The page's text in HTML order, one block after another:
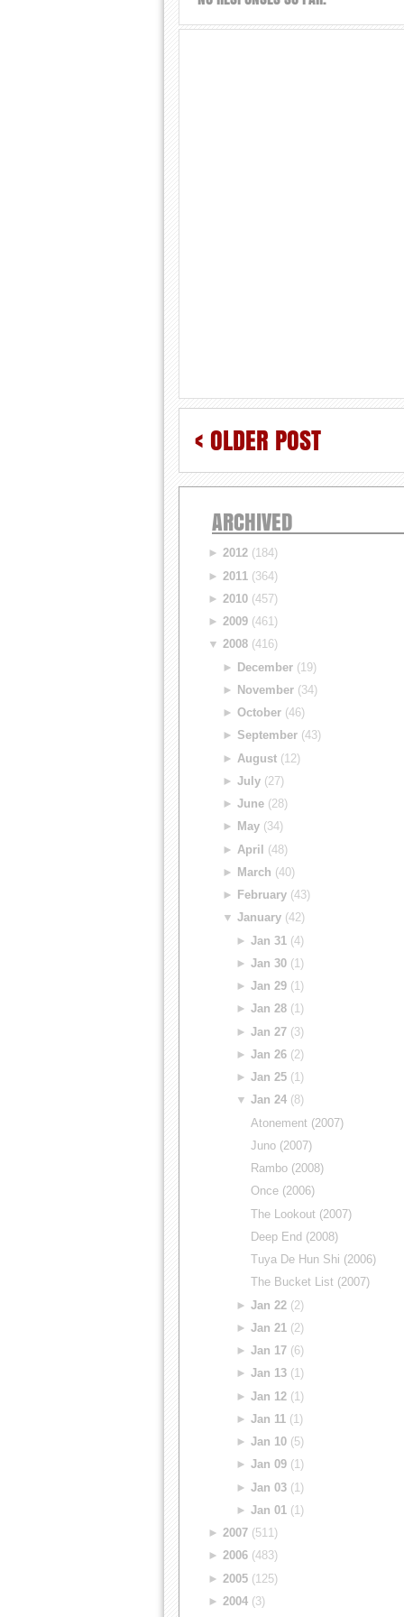
< OLDER POST
ARCHIVED
►2012 (184)
►2011 (364)
►2010 (457)
►2009 (461)
▼2008 (416)
► December(19)
►
November(34)
► October(46)
► September(43)
► August(12)
► July(27)
► June(28)
►
May(34)
► April (48)
►
March (40)
►
February(43)
▼ January(42)
►Jan 31 (4)
►Jan 30 (1)
►Jan 29 (1)
►Jan 28 (1)
►Jan 27 (3)
►Jan 26 (2)
►Jan 25 (1)
▼Jan 24 (8)
Atonement (2007)
Juno (2007)
Rambo (2008)
Once (2006)
The Lookout (2007)
Deep End (2008)
Tuya De Hun Shi (2006)
The Bucket List (2007)
►Jan 22 (2)
►Jan 21 (2)
►Jan 17 (6)
►Jan 13 (1)
►Jan 12 (1)
►Jan 11 (1)
►Jan 10 (5)
►Jan 09 (1)
►Jan 03 (1)
►Jan 01 (1)
►2007 (511)
►2006 (483)
►2005 (125)
►2004 (3)